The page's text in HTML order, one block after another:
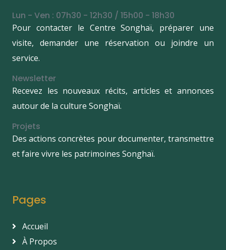
Lun - Ven : 07h30 - 12h30 / 15h00 - 18h30
Pour contacter le Centre Songhaï, préparer une
visite, demander une réservation ou joindre un
service.
Newsletter
Recevez les nouveaux récits, articles et annonces
autour de la culture Songhaï.
Projets
Des actions concrètes pour documenter, transmettre
et faire vivre les patrimoines Songhaï.
Pages
Accueil
À Propos